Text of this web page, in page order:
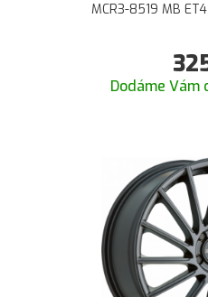
MCR3-8519 MB
Dodáme Vám